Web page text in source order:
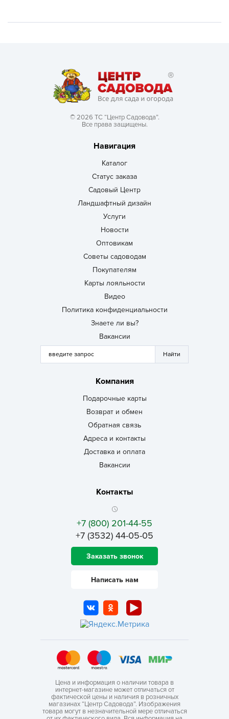
© 2026 ТС “Центр Садовода”.
Все права защищены.
Навигация
Каталог
Статус заказа
Садовый Центр
Ландшафтный дизайн
Услуги
Новости
Оптовикам
Советы садоводам
Покупателям
Карты лояльности
Видео
Политика конфиденциальности
Знаете ли вы?
Вакансии
Компания
Подарочные карты
Возврат и обмен
Обратная связь
Адреса и контакты
Доставка и оплата
Вакансии
Контакты
+7 (800) 201-44-55
+7 (3532) 44-05-05
Заказать звонок
Написать нам
Цена и информация о наличии товара в
интернет-магазине может отличаться от
фактической цены и наличия в розничных
магазинах “Центр Садовода”. Изображения
товара могут в незначительной мере отличаться